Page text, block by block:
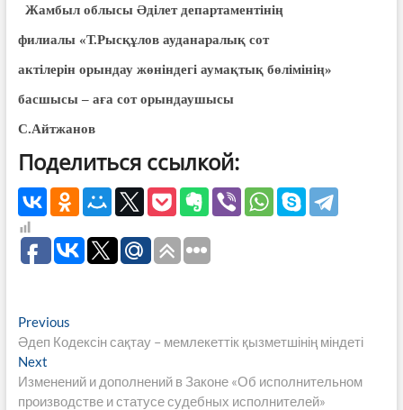
Жамбыл облысы Әділет департаментінің
филиалы «Т.Рысқұлов ауданаралық сот
актілерін орындау жөніндегі аумақтық бөлімінің»
басшысы – аға сот орындаушысы
С.Айтжанов
Поделиться ссылкой:
Навигация
по
записям
PreviousPrevious
post:
Әдеп Кодексін сақтау – мемлекеттік қызметшінің міндеті
NextNext
post:
Изменений и дополнений в Законе «Об исполнительном
производстве и статусе судебных исполнителей»